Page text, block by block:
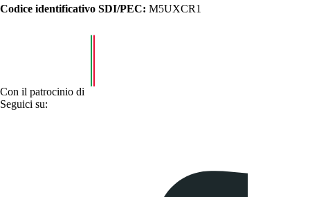
Codice identificativo SDI/PEC: M5UXCR1
Con il patrocinio di
Seguici su: